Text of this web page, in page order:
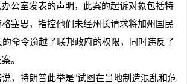
公室发表的声明，此案的起诉对象包括特
塞思，指控他们未经州长请求将加州国民
命令逾越了联邦政府的权限，同时违反了
。
，特朗普此举是“试图在当地制造混乱和危